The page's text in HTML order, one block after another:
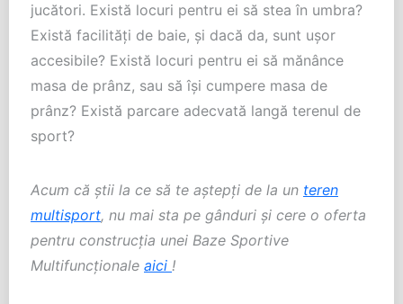
jucători. Există locuri pentru ei să stea în umbra?
Există facilități de baie, și dacă da, sunt ușor
accesibile? Există locuri pentru ei să mănânce
masa de prânz, sau să își cumpere masa de
prânz? Există parcare adecvată langă terenul de
sport?
Acum că știi la ce să te aștepți de la un teren
multisport, nu mai sta pe gânduri și cere o oferta
pentru construcția unei Baze Sportive
Multifuncționale aici !